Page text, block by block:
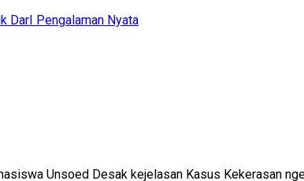
DarI Pengalaman Nyata